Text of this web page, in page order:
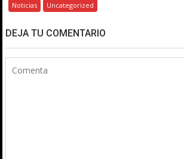
Noticias Uncategorized
DEJA TU COMENTARIO